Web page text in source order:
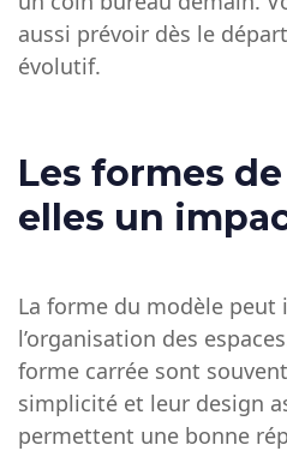
aussi prévoir dès le
évolutif.
Les formes
elles un
La forme du modèle peut
l’organisation des
forme carrée sont
simplicité et leur design
permettent une bonne